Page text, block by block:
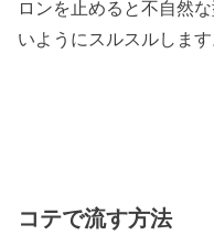
ロンを止めると不自然
いようにスルスルします
コテで流す方法